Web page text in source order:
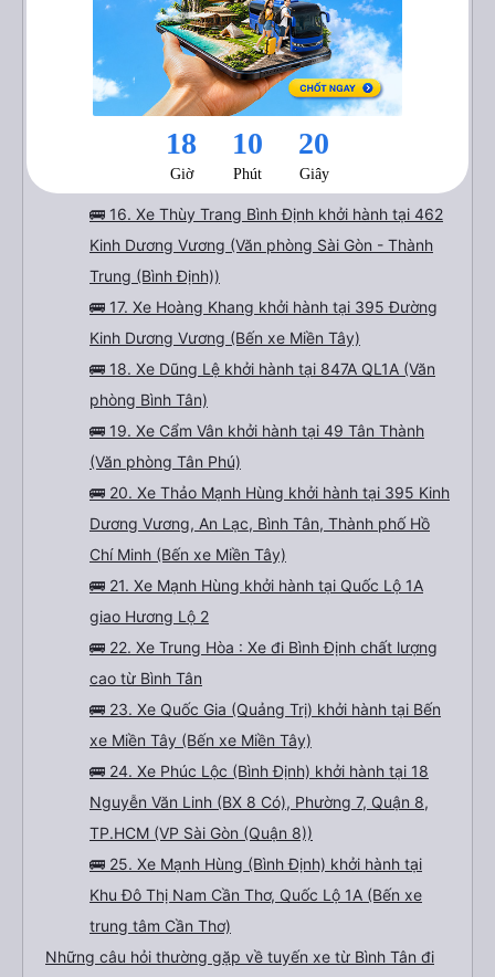
🚌 13. Xe Tuấn Tú Express khởi hành tại 287 Kinh
Dương Vương
🚌 14. Xe Bốn Luyện Express khởi hành tại 841
QL1A
🚌 15. Xe Mười Phương Express khởi hành tại
1045 Lê Đức Anh (Bến xe 1045 Lê Đức Anh)
🚌 16. Xe Thùy Trang Bình Định khởi hành tại 462
Kinh Dương Vương (Văn phòng Sài Gòn - Thành
Trung (Bình Định))
🚌 17. Xe Hoàng Khang khởi hành tại 395 Đường
Kinh Dương Vương (Bến xe Miền Tây)
🚌 18. Xe Dũng Lệ khởi hành tại 847A QL1A (Văn
phòng Bình Tân)
🚌 19. Xe Cẩm Vân khởi hành tại 49 Tân Thành
(Văn phòng Tân Phú)
🚌 20. Xe Thảo Mạnh Hùng khởi hành tại 395 Kinh
Dương Vương, An Lạc, Bình Tân, Thành phố Hồ
Chí Minh (Bến xe Miền Tây)
🚌 21. Xe Mạnh Hùng khởi hành tại Quốc Lộ 1A
giao Hương Lộ 2
🚌 22. Xe Trung Hòa : Xe đi Bình Định chất lượng
cao từ Bình Tân
🚌 23. Xe Quốc Gia (Quảng Trị) khởi hành tại Bến
xe Miền Tây (Bến xe Miền Tây)
🚌 24. Xe Phúc Lộc (Bình Định) khởi hành tại 18
Nguyễn Văn Linh (BX 8 Có), Phường 7, Quận 8,
TP.HCM (VP Sài Gòn (Quận 8))
🚌 25. Xe Mạnh Hùng (Bình Định) khởi hành tại
Khu Đô Thị Nam Cần Thơ, Quốc Lộ 1A (Bến xe
trung tâm Cần Thơ)
Những câu hỏi thường gặp về tuyến xe từ Bình Tân đi